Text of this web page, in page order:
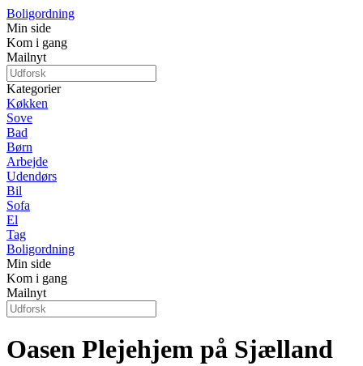
Boligordning
Min side
Kom i gang
Mailnyt
Kategorier
Køkken
Sove
Bad
Børn
Arbejde
Udendørs
Bil
Sofa
El
Tag
Boligordning
Min side
Kom i gang
Mailnyt
Oasen Plejehjem på Sjælland